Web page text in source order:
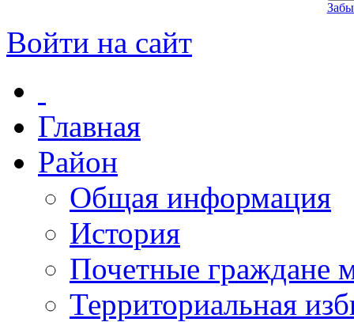
Войти на сайт
Главная
Район
Общая информация
История
Почетные граждане
Территориальная